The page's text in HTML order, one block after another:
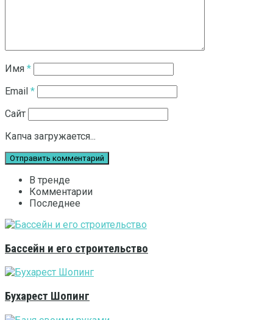
Имя *
Email *
Сайт
Капча загружается...
В тренде
Комментарии
Последнее
Бассейн и его строительство
Бухарест Шопинг